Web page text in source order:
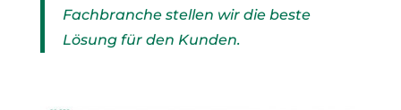
Fachbranche stellen wir die beste
Lösung für den Kunden.